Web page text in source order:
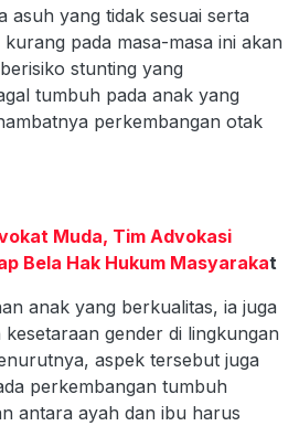
asuh yang tidak sesuai serta
pada masa-masa ini akan
stunting yang
tumbuh pada anak yang
perkembangan otak
Muda, Tim Advokasi
Bela Hak Hukum Masyarakat
anak yang berkualitas, ia juga
gender di lingkungan
aspek tersebut juga
perkembangan tumbuh
antara ayah dan ibu harus